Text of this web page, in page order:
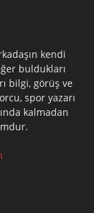
kendi
buldukları
bilgi, görüş ve
spor yazarı
kalmadan